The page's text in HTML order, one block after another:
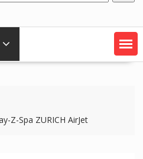
Z-Spa ZURICH AirJet